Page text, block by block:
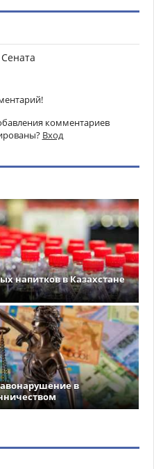
комментариев
Вход
напитков в Казахстане
в